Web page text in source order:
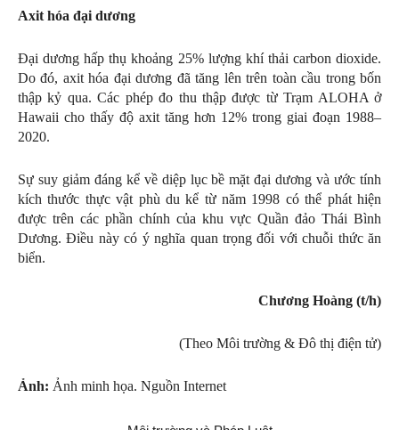
Axit hóa đại dương
Đại dương hấp thụ khoảng 25% lượng khí thải carbon dioxide.
Do đó, axit hóa đại dương đã tăng lên trên toàn cầu trong bốn
thập kỷ qua. Các phép đo thu thập được từ Trạm ALOHA ở
Hawaii cho thấy độ axit tăng hơn 12% trong giai đoạn 1988–
2020.
Sự suy giảm đáng kể về diệp lục bề mặt đại dương và ước tính
kích thước thực vật phù du kể từ năm 1998 có thể phát hiện
được trên các phần chính của khu vực Quần đảo Thái Bình
Dương. Điều này có ý nghĩa quan trọng đối với chuỗi thức ăn
biển.
Chương Hoàng (t/h)
(Theo Môi trường & Đô thị điện tử)
Ảnh: Ảnh minh họa. Nguồn Internet